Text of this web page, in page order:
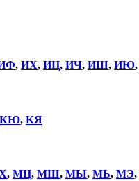
, ИХ, ИЦ, ИЧ, ИШ, ИЮ,
КЮ, КЯ
, МЦ, МШ, МЫ, МЬ, МЭ,